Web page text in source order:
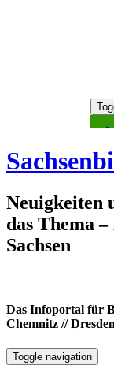
Neuigkeiten
das Thema
Sachsen
Das Infoportal für
Chemnitz //
Toggle navigation